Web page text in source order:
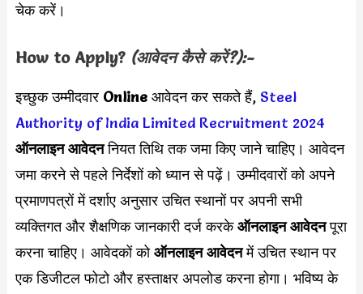
चेक करें।
How to Apply?(आवेदन कैसे करें?):-
इच्छुक उम्मीदवार Online आवेदन कर सकते हैं, Steel
Authority of India Limited Recruitment 2024
ऑनलाइन आवेदननियत तिथि तक जमा किए जाने चाहिए। आवेदन
जमा करने से पहले निर्देशों को ध्यान से पढ़ें। उम्मीदवारों को अपने
प्रमाणपत्रों में दर्शाए अनुसार उचित स्थानों पर अपनी सभी
व्यक्तिगत और शैक्षणिक जानकारी दर्ज करकेऑनलाइन आवेदनपूरा
करना चाहिए। आवेदकों कोऑनलाइन आवेदनमें उचित स्थान पर
एक डिजीटल फोटो और हस्ताक्षर अपलोड करना होगा। भविष्य के